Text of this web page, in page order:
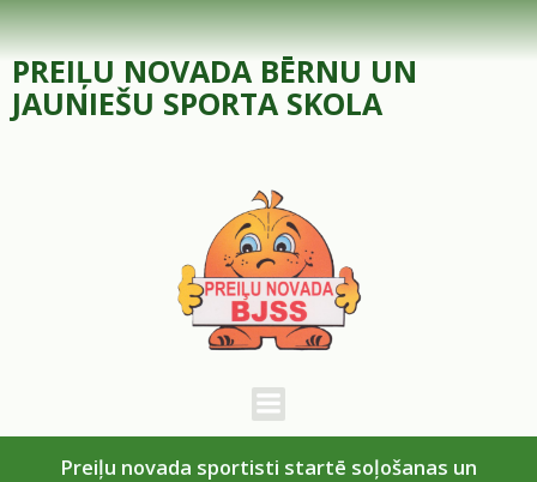
Skip
to
content
PREIĻU NOVADA BĒRNU UN
JAUNIEŠU SPORTA SKOLA
Preiļu novada sportisti startē soļošanas un